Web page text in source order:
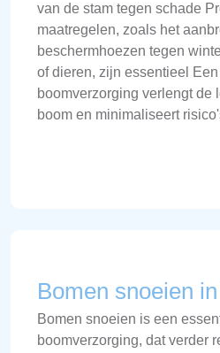
van de stam tegen schade
maatregelen, zoals het
beschermhoezen tegen
of dieren, zijn essentieel
boomverzorging verlengt de
boom en minimaliseert
Bomen snoeien
Bomen snoeien is een
boomverzorging, dat verder